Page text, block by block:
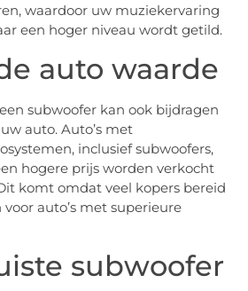
waardoor uw muziekervaring
een hoger niveau wordt getild.
auto waarde
subwoofer kan ook bijdragen
auto. Auto’s met
inclusief subwoofers,
hogere prijs worden verkocht
komt omdat veel kopers bereid
auto’s met superieure
subwoofer